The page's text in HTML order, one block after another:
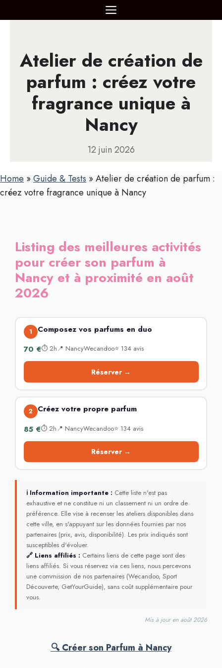
au
MENU
Atelier de création de
parfum : créez votre
fragrance unique à
Nancy
12 juin 2026
Home »Guide & Tests »Atelier de création de parfum :
créez votre fragrance unique à Nancy
Listing des meilleures activités
pour créer son parfum à
Nancy et à proximité en août
2026
1
Composez vos parfums en duo
70 €⏱ 2h📍 NancyWecandoo⭐ 134 avis
Réserver →
2 Créez votre propre parfum
85 €⏱ 2h📍 NancyWecandoo⭐ 134 avis
Réserver →
ℹ Information importante : Cette liste n'est pas
exhaustive et ne constitue ni un classement ni un ordre de
préférence. Elle vise à recenser les ateliers disponibles dans
cette ville, en s'appuyant sur les données fournies par nos
partenaires (prix, avis, disponibilité). Les prix indiqués sont
susceptibles d'évoluer.
🔗 Liens affiliés : Certains liens de cette page sont des
liens affiliés. Si vous réservez via ces liens, nous percevons
une commission de nos partenaires (Wecandoo, Sport
Découverte, GetYourGuide), sans coût supplémentaire pour
vous.
Mis à jour en août 2026
🔍 Créer son Parfum à Nancy